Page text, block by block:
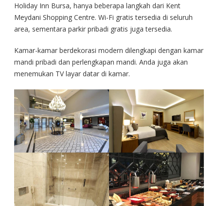
Holiday Inn Bursa, hanya beberapa langkah dari Kent
Meydani Shopping Centre. Wi-Fi gratis tersedia di seluruh
area, sementara parkir pribadi gratis juga tersedia.
Kamar-kamar berdekorasi modern dilengkapi dengan kamar
mandi pribadi dan perlengkapan mandi. Anda juga akan
menemukan TV layar datar di kamar.